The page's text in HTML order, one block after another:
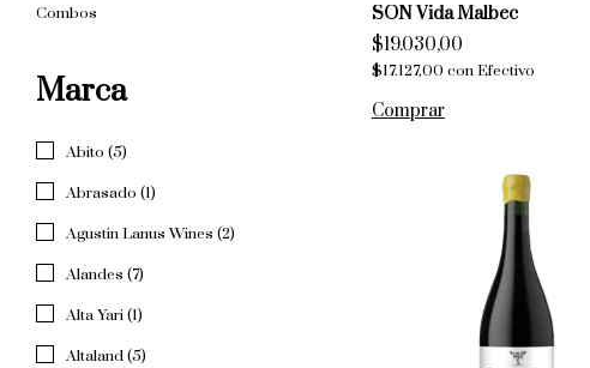
Combos
Marca
Abito (5)
Abrasado (1)
Agustin Lanus Wines (2)
Alandes (7)
Alta Yari (1)
Altaland (5)
SON Vida Malbec
$19.030,00
$17.127,00 conEfectivo